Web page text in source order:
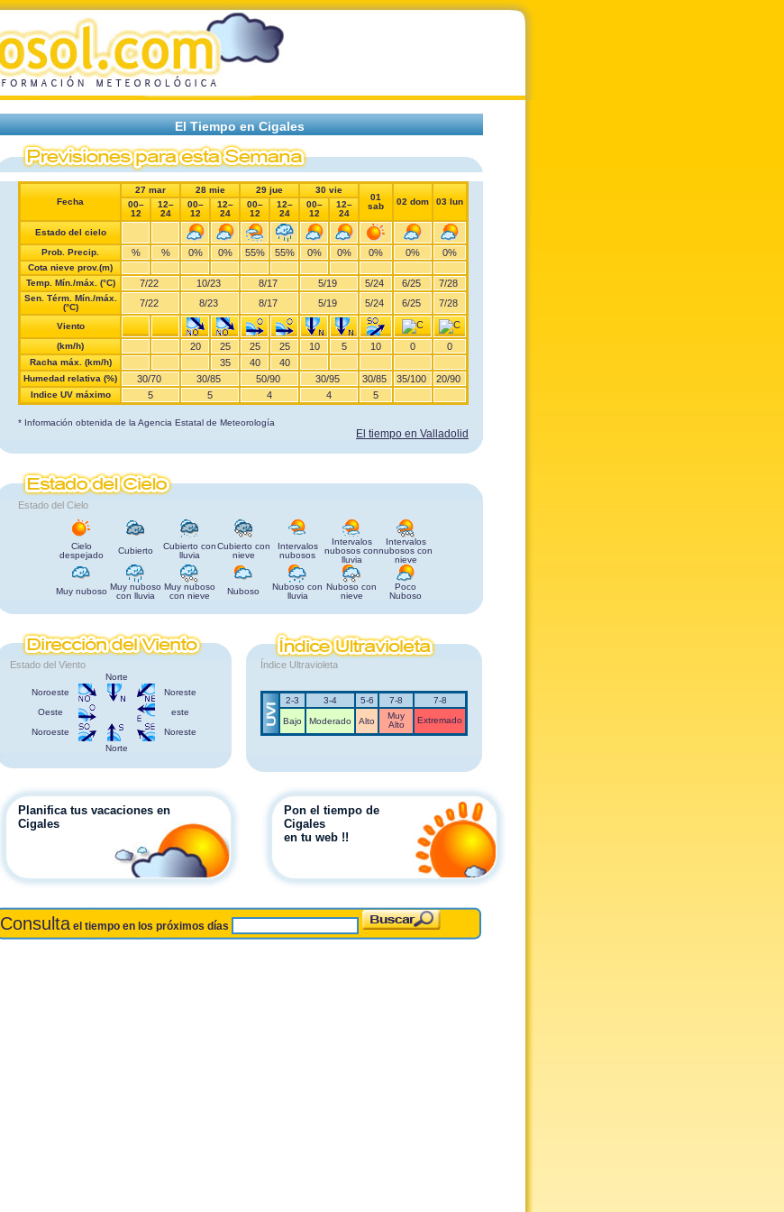
El Tiempo en Cigales
Fecha
27 mar 28 mie 29 jue 30 vie
01
sab
02 dom 03 lun
00–
12
12–
24
00–
12
12–
24
00–
12
12–
24
00–
12
12–
24
Estado del cielo
Prob. Precip.
% % 0% 0% 55% 55% 0% 0% 0% 0% 0%
Cota nieve prov.(m)
Temp. Mín./máx. (°C)
7/22 10/23 8/17 5/19 5/24 6/25 7/28
Sen. Térm. Mín./máx.
(°C)
7/22 8/23 8/17 5/19 5/24 6/25 7/28
Viento
(km/h)
20 25 25 25 10 5 10 0 0
Racha máx. (km/h) 35 40 40
Humedad relativa (%) 30/70 30/85 50/90 30/95 30/85 35/100 20/90
Indice UV máximo 5 5 4 4 5
* Información obtenida de la Agencia Estatal de Meteorología
El tiempo en Valladolid
Estado del Cielo
Cielo
despejado
Cubierto
Cubierto con
lluvia
Cubierto con
nieve
Intervalos
nubosos
Intervalos
nubosos con
lluvia
Intervalos
nubosos con
nieve
Muy nuboso Muy nuboso
con lluvia
Muy nuboso
con nieve
Nuboso
Nuboso con
lluvia
Nuboso con
nieve
Poco
Nuboso
Estado del Viento
Norte
Noroeste
Noreste
Oeste
este
Noroeste
Noreste
Norte
Índice Ultravioleta
2-3 3-4 5-6 7-8 7-8
Bajo Moderado Alto
Muy
Alto
Extremado
Pon el tiempo de
Cigales
en tu web !!
Planifica tus vacaciones en
Cigales
Consulta el tiempo en los próximos días